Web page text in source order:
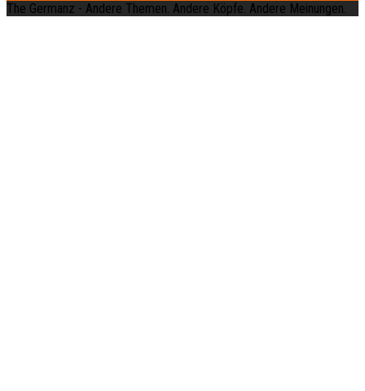
The Germanz - Andere Themen. Andere Köpfe. Andere Meinungen.